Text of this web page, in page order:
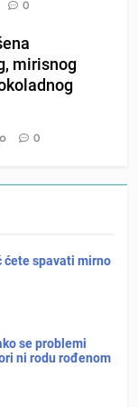
0
mirisnog
0
ćete spavati mirno
se problemi
ni rodu rođenom